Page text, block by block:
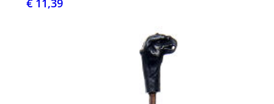
€ 11,39